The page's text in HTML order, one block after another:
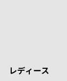
レディース